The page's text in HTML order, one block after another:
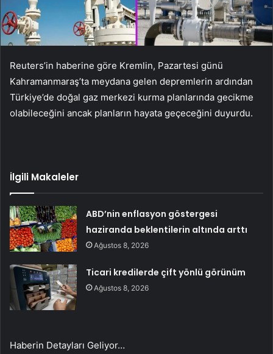
Reuters’in haberine göre Kremlin, Pazartesi günü
Kahramanmaraş’ta meydana gelen depremlerin ardından
Türkiye’de doğal gaz merkezi kurma planlarında gecikme
olabileceğini ancak planların hayata geçeceğini duyurdu.
İlgili Makaleler
ABD’nin enflasyon göstergesi
haziranda beklentilerin altında arttı
Ağustos 8, 2026
Ticari kredilerde çift yönlü görünüm
Ağustos 8, 2026
Haberin Detayları Geliyor…